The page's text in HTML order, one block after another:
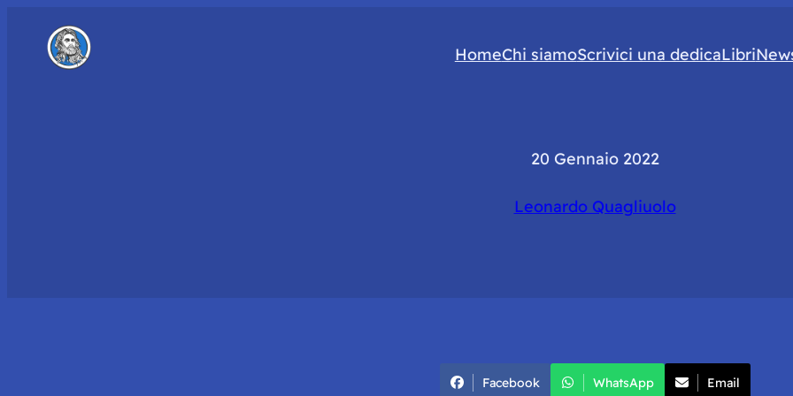
HomeChi siamoScrivici una dedicaLibri
20 Gennaio 2022
Leonardo Quagliuolo
Facebook WhatsApp Email